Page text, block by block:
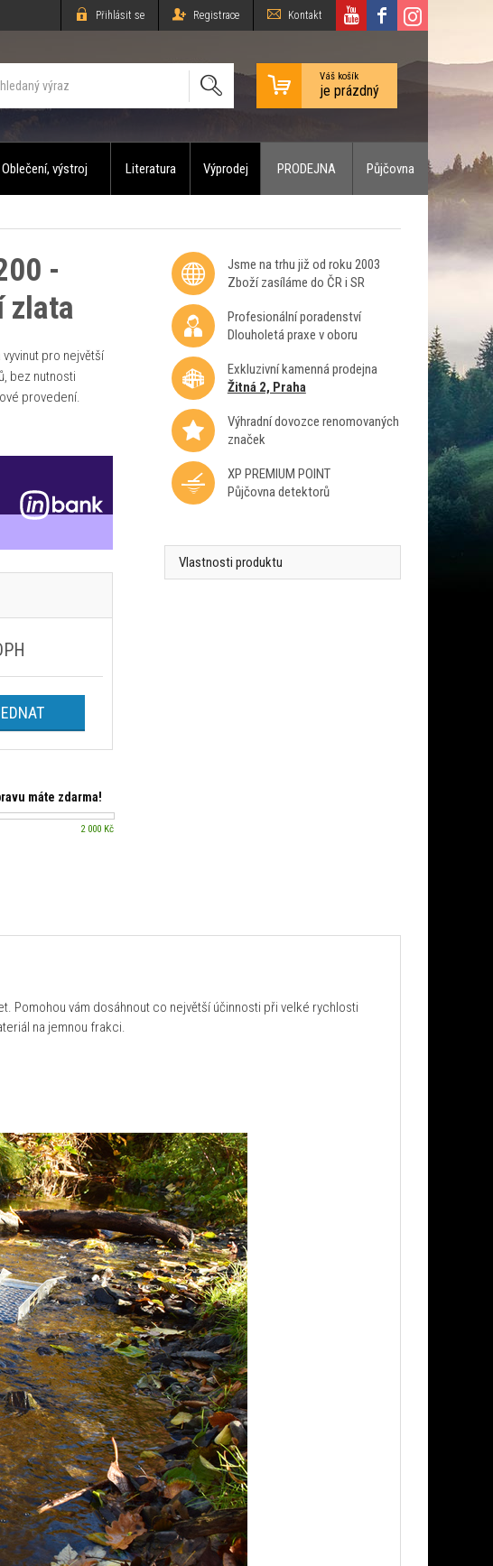
Přihlásit se Registrace Kontakt
Váš košík
je prázdný
Oblečení, výstroj Literatura Výprodej PRODEJNA Půjčovna
-
zlata
pro největší
bez nutnosti
provedení.
máte zdarma!
2 000 Kč
Jsme na trhu již od roku 2003
Zboží zasíláme do ČR i SR
Profesionální poradenství
Dlouholetá praxe v oboru
Exkluzivní kamenná prodejna
Žitná 2, Praha
Výhradní dovozce renomovaných
značek
XP PREMIUM POINT
Půjčovna detektorů
Vlastnosti produktu
Pomohou vám dosáhnout co největší účinnosti při velké rychlosti
na jemnou frakci.